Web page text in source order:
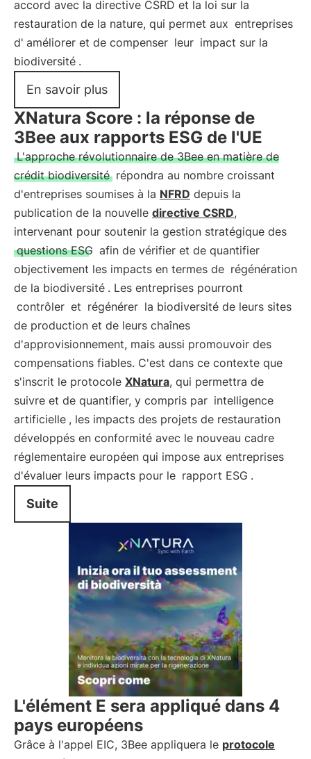
accord avec la directive CSRD et la loi sur la
restauration de la nature, qui permet aux entreprises
d' améliorer et de compenser leur impact sur la
biodiversité .
En savoir plus
XNatura Score : la réponse de
3Bee aux rapports ESG de l'UE
L'approche révolutionnaire de 3Bee en matière de
crédit biodiversité répondra au nombre croissant
d'entreprises soumises à la NFRD depuis la
publication de la nouvelle directive CSRD,
intervenant pour soutenir la gestion stratégique des
questions ESG afin de vérifier et de quantifier
objectivement les impacts en termes de régénération
de la biodiversité . Les entreprises pourront
contrôler et régénérer la biodiversité de leurs sites
de production et de leurs chaînes
d'approvisionnement, mais aussi promouvoir des
compensations fiables. C'est dans ce contexte que
s'inscrit le protocole XNatura, qui permettra de
suivre et de quantifier, y compris par intelligence
artificielle , les impacts des projets de restauration
développés en conformité avec le nouveau cadre
réglementaire européen qui impose aux entreprises
d'évaluer leurs impacts pour le rapport ESG .
Suite
L'élément E sera appliqué dans 4
pays européens
Grâce à l'appel EIC, 3Bee appliquera le protocole